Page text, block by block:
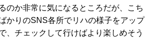
のか非常に気になるところだが、こち
かりのSNS各所でリハの様子をアップ
、チェックして行けばより楽しめそう